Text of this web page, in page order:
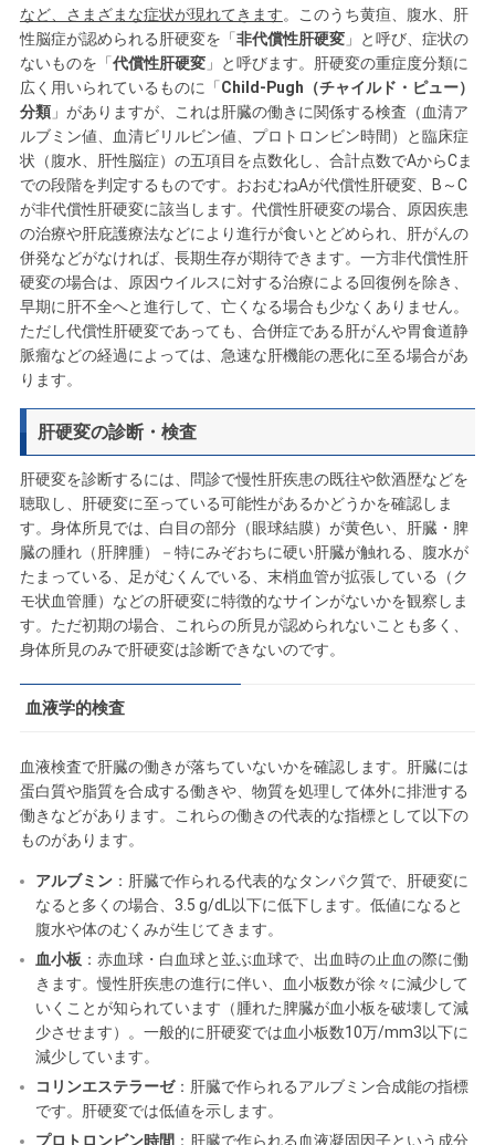
など、さまざまな症状が現れてきます。このうち黄疸、腹水、肝
性脳症が認められる肝硬変を「非代償性肝硬変」と呼び、症状の
ないものを「代償性肝硬変」と呼びます。肝硬変の重症度分類に
広く用いられているものに「Child-Pugh（チャイルド・ピュー）
分類」がありますが、これは肝臓の働きに関係する検査（血清ア
ルブミン値、血清ビリルビン値、プロトロンビン時間）と臨床症
状（腹水、肝性脳症）の五項目を点数化し、合計点数でAからCま
での段階を判定するものです。おおむねAが代償性肝硬変、B～C
が非代償性肝硬変に該当します。代償性肝硬変の場合、原因疾患
の治療や肝庇護療法などにより進行が食いとどめられ、肝がんの
併発などがなければ、長期生存が期待できます。一方非代償性肝
硬変の場合は、原因ウイルスに対する治療による回復例を除き、
早期に肝不全へと進行して、亡くなる場合も少なくありません。
ただし代償性肝硬変であっても、合併症である肝がんや胃食道静
脈瘤などの経過によっては、急速な肝機能の悪化に至る場合があ
ります。
肝硬変の診断・検査
肝硬変を診断するには、問診で慢性肝疾患の既往や飲酒歴などを
聴取し、肝硬変に至っている可能性があるかどうかを確認しま
す。身体所見では、白目の部分（眼球結膜）が黄色い、肝臓・脾
臓の腫れ（肝脾腫）－特にみぞおちに硬い肝臓が触れる、腹水が
たまっている、足がむくんでいる、末梢血管が拡張している（ク
モ状血管腫）などの肝硬変に特徴的なサインがないかを観察しま
す。ただ初期の場合、これらの所見が認められないことも多く、
身体所見のみで肝硬変は診断できないのです。
血液学的検査
血液検査で肝臓の働きが落ちていないかを確認します。肝臓には
蛋白質や脂質を合成する働きや、物質を処理して体外に排泄する
働きなどがあります。これらの働きの代表的な指標として以下の
ものがあります。
アルブミン：肝臓で作られる代表的なタンパク質で、肝硬変に
なると多くの場合、3.5 g/dL以下に低下します。低値になると
腹水や体のむくみが生じてきます。
血小板 ：赤血球・白血球と並ぶ血球で、出血時の止血の際に働
きます。慢性肝疾患の進行に伴い、血小板数が徐々に減少して
いくことが知られています（腫れた脾臓が血小板を破壊して減
少させます）。一般的に肝硬変では血小板数10万/mm3以下に
減少しています。
コリンエステラーゼ：肝臓で作られるアルブミン合成能の指標
です。肝硬変では低値を示します。
プロトロンビン時間 ：肝臓で作られる血液凝固因子という成分